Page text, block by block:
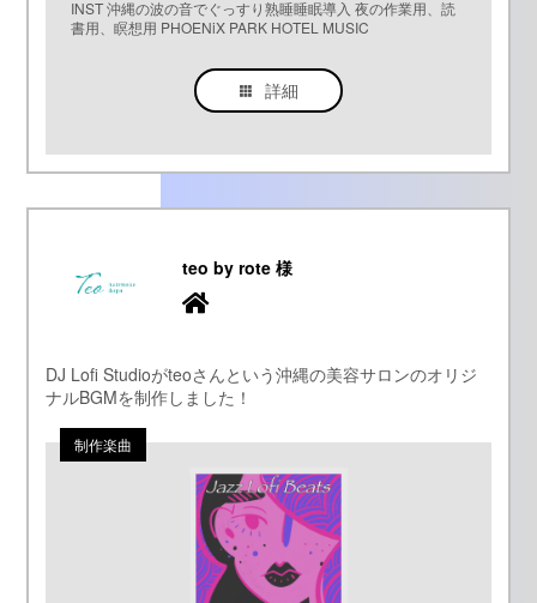
INST 沖縄の波の音でぐっすり熟睡睡眠導入 夜の作業用、読
書用、瞑想用 PHOENiX PARK HOTEL MUSIC
詳細
teo by rote 様
DJ Lofi Studioがteoさんという沖縄の美容サロンのオリジ
ナルBGMを制作しました！